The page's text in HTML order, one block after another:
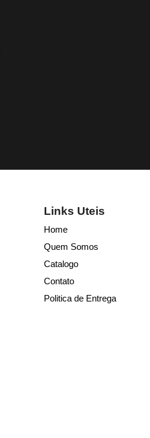
Links Uteis
Home
Quem Somos
Catalogo
Contato
Politica de Entrega